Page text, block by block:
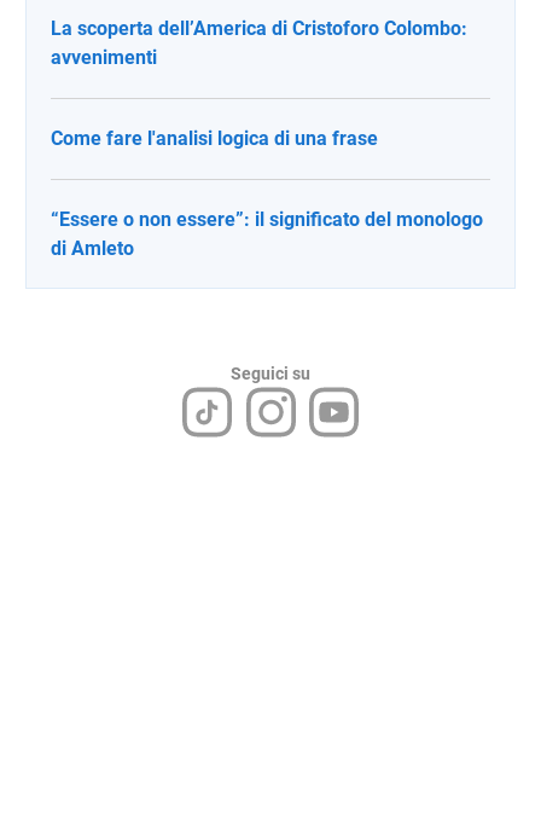
La scoperta dell’America di Cristoforo Colombo:
avvenimenti
Come fare l'analisi logica di una frase
“Essere o non essere”: il significato del monologo
di Amleto
Seguici su